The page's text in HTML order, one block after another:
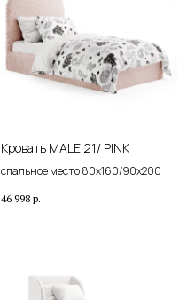
Кровать MALE 21/ PINK
спальное место 80х160/90х200
46 998 р.